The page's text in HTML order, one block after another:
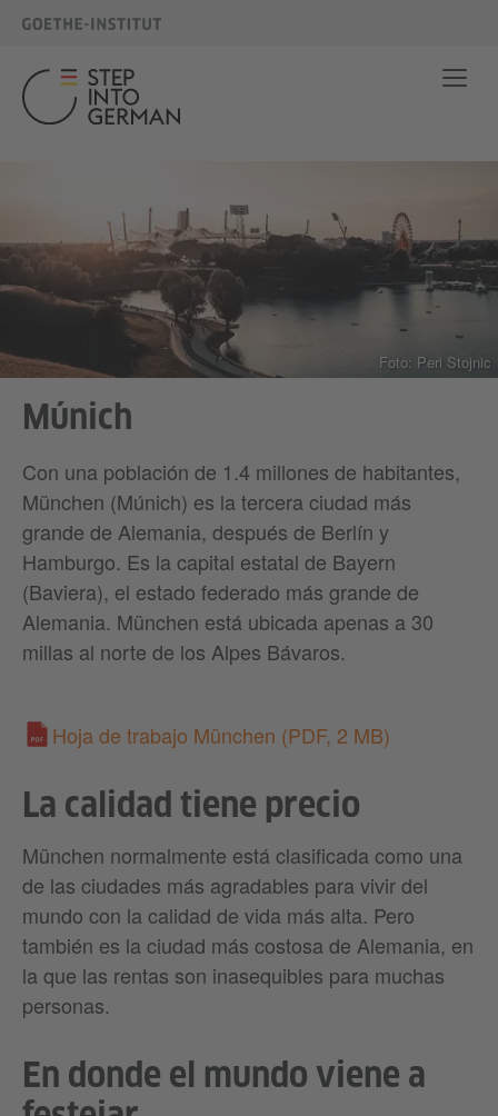
Foto: Peri Stojnic
Múnich
Con una población de 1.4 millones de habitantes,
München (Múnich) es la tercera ciudad más
grande de Alemania, después de Berlín y
Hamburgo. Es la capital estatal de Bayern
(Baviera), el estado federado más grande de
Alemania. München está ubicada apenas a 30
millas al norte de los Alpes Bávaros.
Hoja de trabajo München (PDF, 2 MB)
La calidad tiene precio
München normalmente está clasificada como una
de las ciudades más agradables para vivir del
mundo con la calidad de vida más alta. Pero
también es la ciudad más costosa de Alemania, en
la que las rentas son inasequibles para muchas
personas.
En donde el mundo viene a